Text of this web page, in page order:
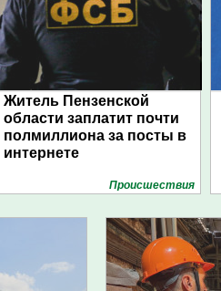
Житель Пензенской
области заплатит почти
полмиллиона за посты в
интернете
Проиcшествия